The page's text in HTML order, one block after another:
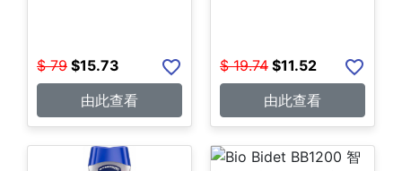
$ 79 $15.73
由此查看
$ 19.74 $11.52
由此查看